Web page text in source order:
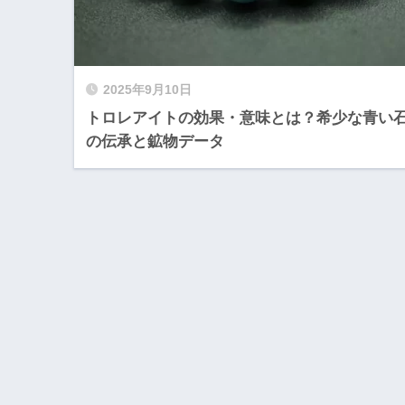
2025年9月10日
トロレアイトの効果・意味とは？希少な青い
の伝承と鉱物データ